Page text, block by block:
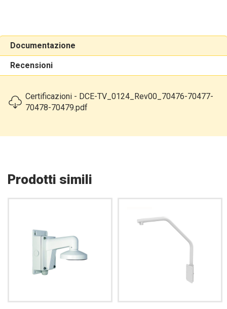
Documentazione
Recensioni
Certificazioni - DCE-TV_0124_Rev00_70476-70477-
70478-70479.pdf
Prodotti simili